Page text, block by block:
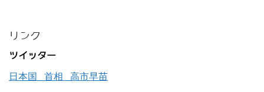
リンク
ツイッター
日本国 首相 高市早苗